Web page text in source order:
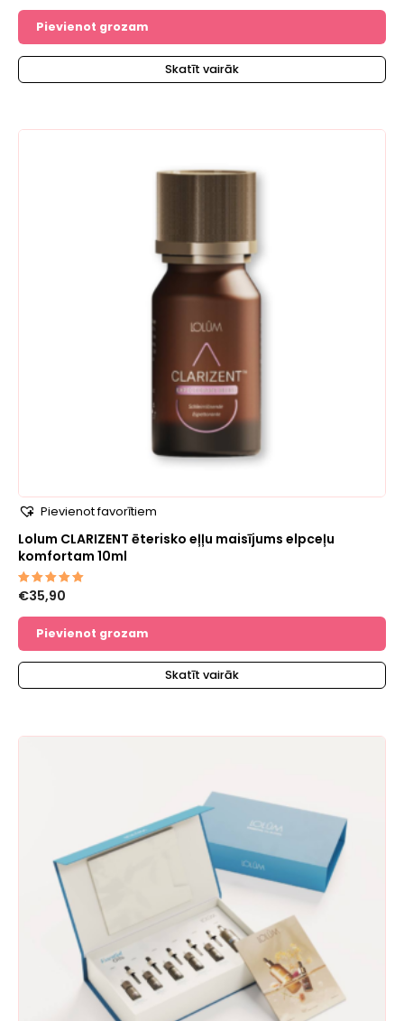
5.00
Pievienot grozam
Skatīt vairāk
Pievienot favorītiem
Lolum CLARIZENT ēterisko eļļu maisījums elpceļu
komfortam 10ml
Novērtēts
ar
5.00
€35,90
Pievienot grozam
Skatīt vairāk